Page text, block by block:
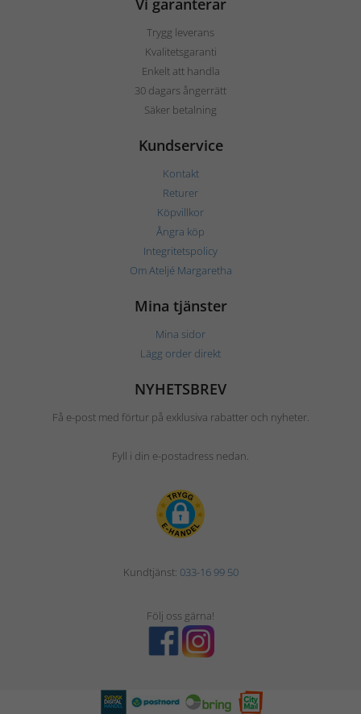
Trygg leverans
Kvalitetsgaranti
Enkelt att handla
30 dagars ångerrätt
Säker betalning
Kundservice
Kontakt
Returer
Köpvillkor
Ångra köp
Integritetspolicy
Om Ateljé Margaretha
Mina tjänster
Mina sidor
Lägg order direkt
NYHETSBREV
Få e-post med förtur på exklusiva rabatter och nyheter.
Fyll i din e-postadress nedan.
Kundtjänst: 033-16 99 50
Följ oss gärna!